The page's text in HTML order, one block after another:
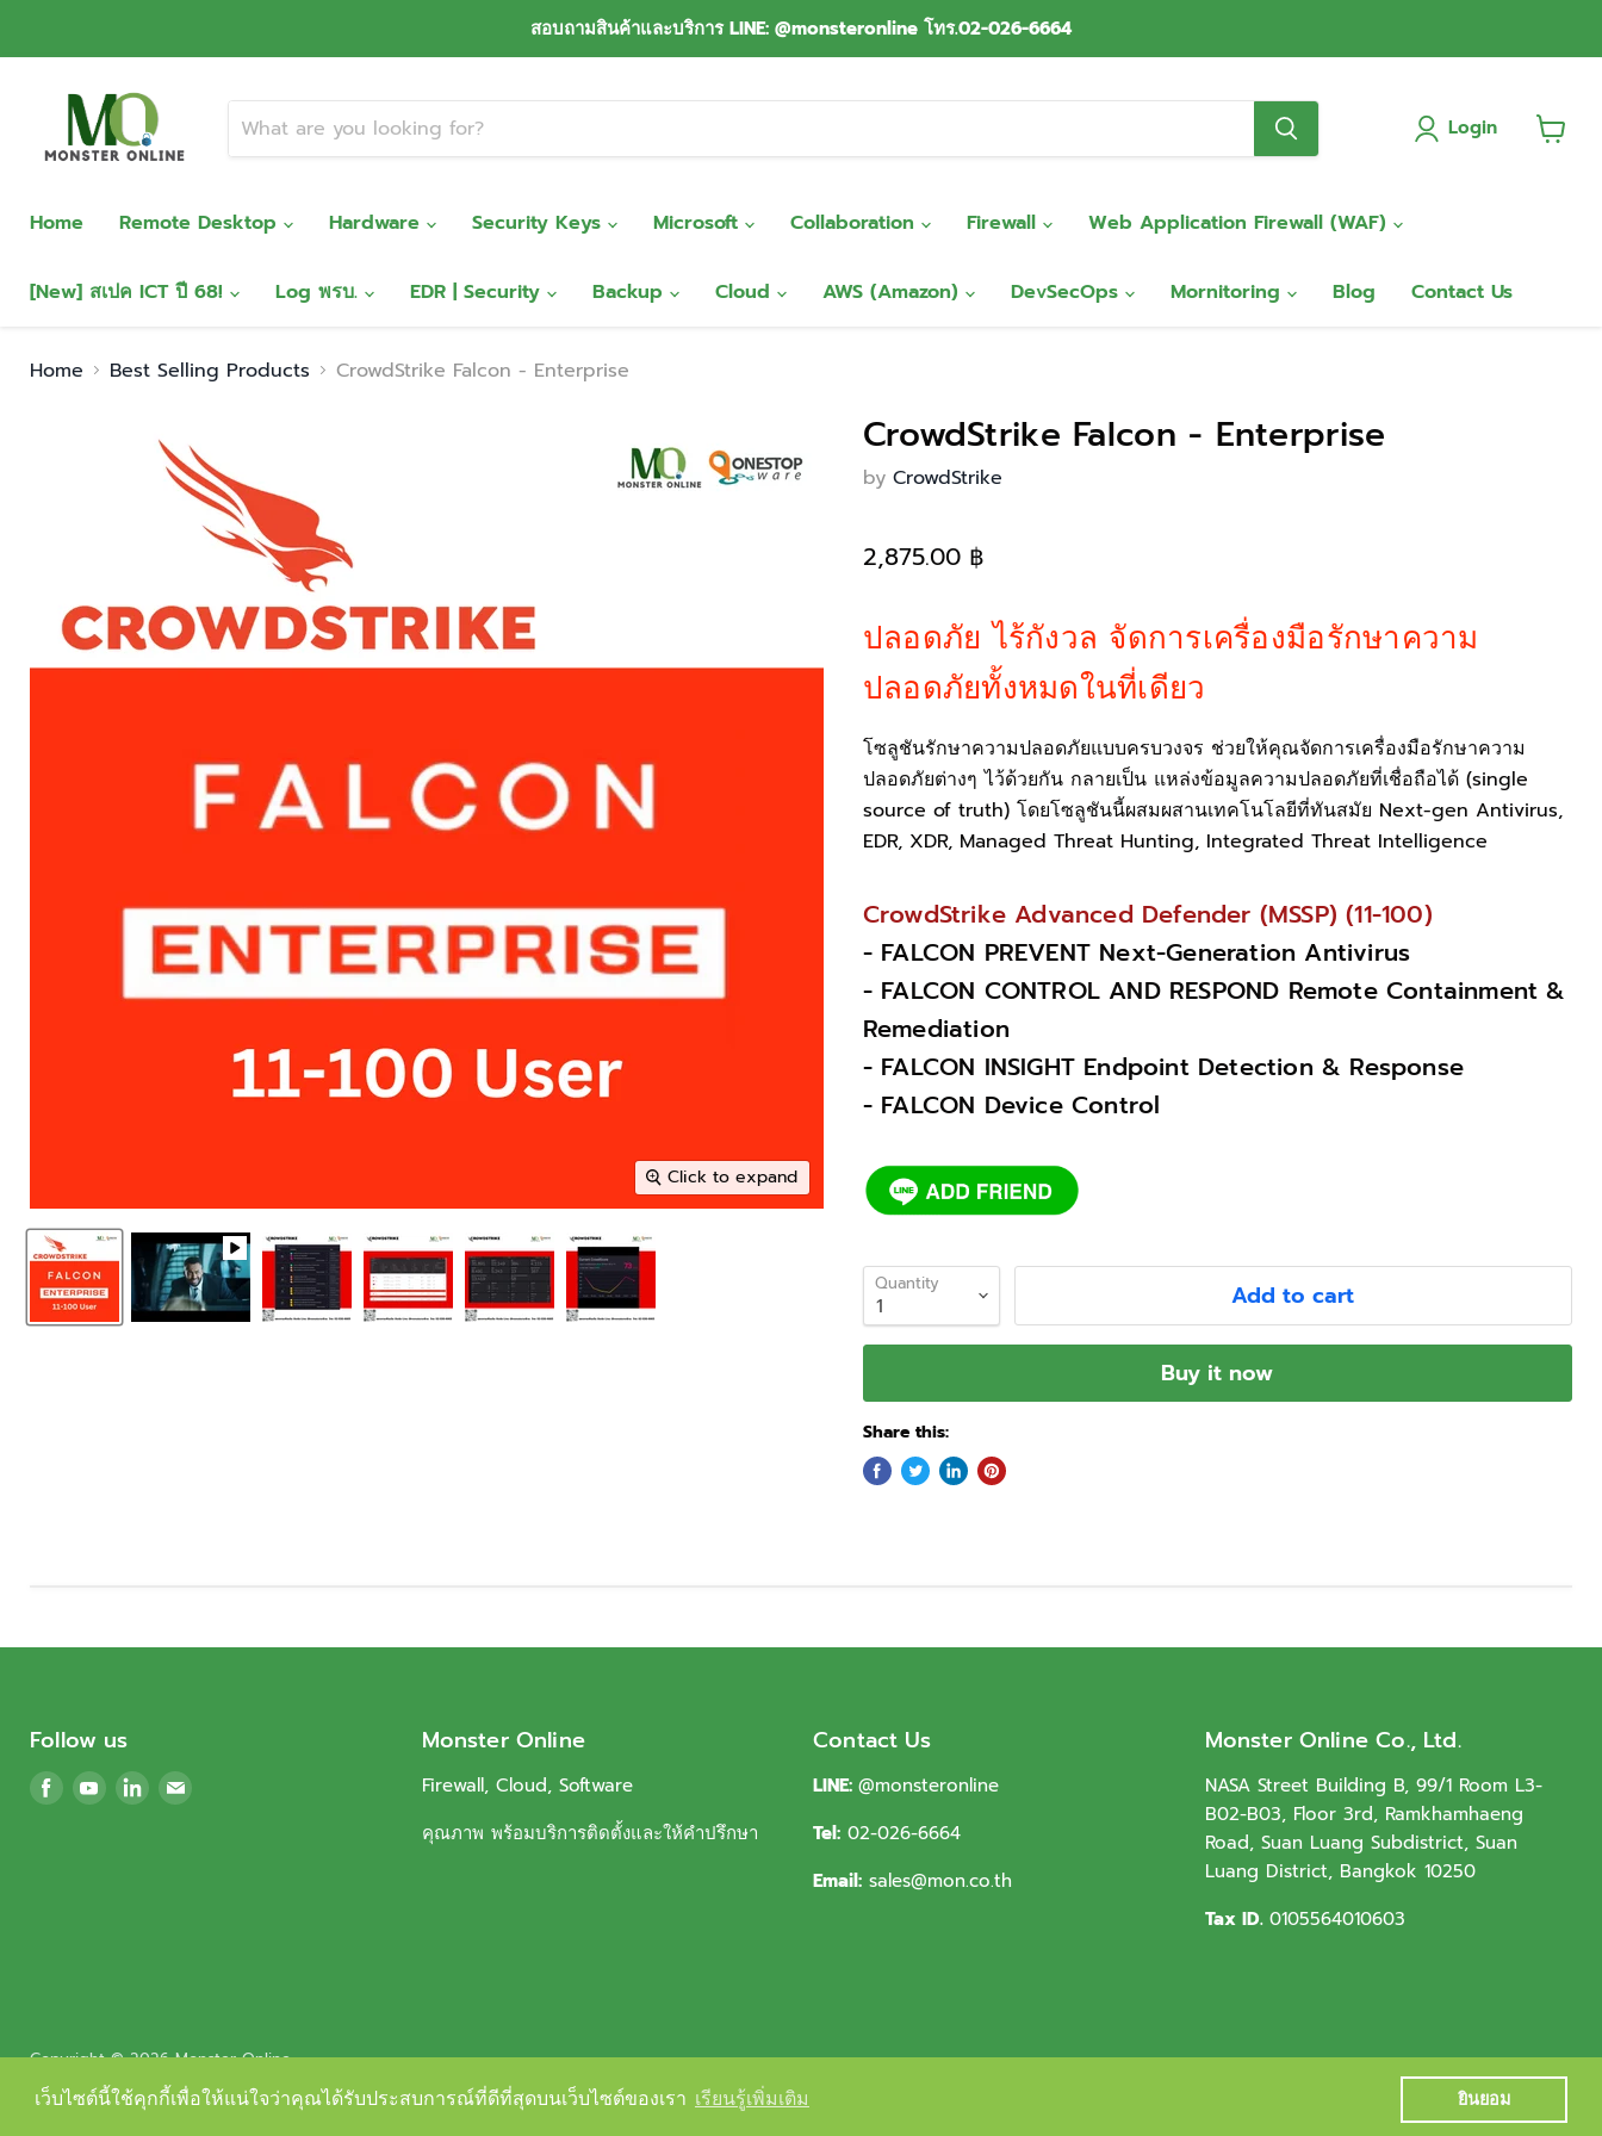
เว็บไซต์นี้ใช้คุกกี้เพื่อให้แน่ใจว่าคุณได้รับประสบการณ์ที่ดีที่สุดบนเว็บไซต์ของเรา เรียนรู้เพิ่มเติม ยินยอม
เว็บไซต์นี้ใช้คุกกี้เพื่อให้แน่ใจว่าคุณได้รับประสบการณ์ที่ดีที่สุดบนเว็บไซต์ของเรา เรียนรู้เพิ่มเติม ยินยอม
สอบถามสินค้าและบริการ LINE: @monsteronline โทร.02-026-6664
Login
View
Home
Remote Desktop Hardware Security Keys Microsoft Collaboration Firewall Web Application Firewall (WAF)
[New] สเปค ICT ปี 68! Log พรบ. EDR | Security Backup Cloud AWS (Amazon) DevSecOps Mornitoring Blog Contact Us
Home Best Selling Products CrowdStrike Falcon - Enterprise
Click to expand
CrowdStrike Falcon - Enterprise
by CrowdStrike
2,875.00 ฿
ปลอดภัย ไร้กังวล จัดการเครื่องมือรักษาความ
ปลอดภัยทั้งหมดในที่เดียว
โซลูชันรักษาความปลอดภัยแบบครบวงจร ช่วยให้คุณจัดการเครื่องมือรักษาความ
ปลอดภัยต่างๆ ไว้ด้วยกัน กลายเป็น แหล่งข้อมูลความปลอดภัยที่เชื่อถือได้ (single
source of truth) โดยโซลูชันนี้ผสมผสานเทคโนโลยีที่ทันสมัย Next-gen Antivirus,
EDR, XDR, Managed Threat Hunting, Integrated Threat Intelligence
CrowdStrike Advanced Defender (MSSP) (11-100)
- FALCON PREVENT Next-Generation Antivirus
- FALCON CONTROL AND RESPOND Remote Containment &
Remediation
- FALCON INSIGHT Endpoint Detection & Response
- FALCON Device Control
Quantity Add to cart
Buy it now
Share this:
Follow us
Find Find Find Find
Monster Online
Firewall, Cloud, Software
คุณภาพ พร้อมบริการติดตั้งและให้คำปรึกษา
Contact Us
LINE: @monsteronline
Tel: 02-026-6664
Email: sales@mon.co.th
Monster Online Co., Ltd.
NASA Street Building B, 99/1 Room L3-
B02-B03, Floor 3rd, Ramkhamhaeng
Road, Suan Luang Subdistrict, Suan
Luang District, Bangkok 10250
Tax ID. 0105564010603
Copyright © 2026 Monster Online.
Powered by Shopify